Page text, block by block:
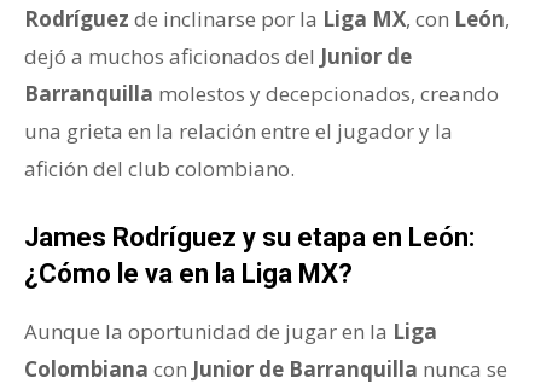
Rodríguez de inclinarse por la Liga MX, con León,
dejó a muchos aficionados del Junior de
Barranquilla molestos y decepcionados, creando
una grieta en la relación entre el jugador y la
afición del club colombiano.
James Rodríguez y su etapa en León:
¿Cómo le va en la Liga MX?
Aunque la oportunidad de jugar en la Liga
Colombiana con Junior de Barranquilla nunca se